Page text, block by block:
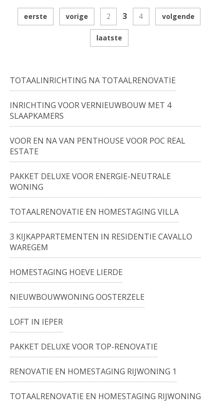
TOTAALINRICHTING NA TOTAALRENOVATIE
INRICHTING VOOR VERNIEUWBOUW MET 4
SLAAPKAMERS
VOOR EN NA VAN PENTHOUSE VOOR POC REAL
ESTATE
PAKKET DELUXE VOOR ENERGIE-NEUTRALE
WONING
TOTAALRENOVATIE EN HOMESTAGING VILLA
3 KIJKAPPARTEMENTEN IN RESIDENTIE CAVALLO
WAREGEM
HOMESTAGING HOEVE LIERDE
NIEUWBOUWWONING OOSTERZELE
LOFT IN IEPER
PAKKET DELUXE VOOR TOP-RENOVATIE
RENOVATIE EN HOMESTAGING RIJWONING 1
TOTAALRENOVATIE EN HOMESTAGING RIJWONING
eerste vorige 2 3 4 volgende
laatste